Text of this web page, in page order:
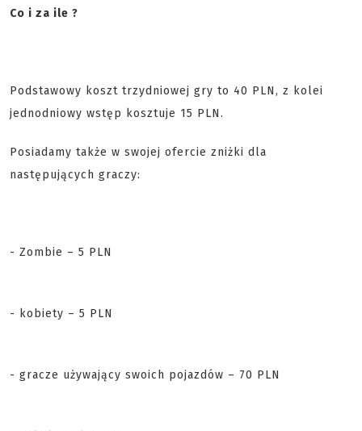
Co i za ile ?
Podstawowy koszt trzydniowej gry to 40 PLN, z kolei
jednodniowy wstęp kosztuje 15 PLN.
Posiadamy także w swojej ofercie zniżki dla
następujących graczy:
- Zombie – 5 PLN
- kobiety – 5 PLN
- gracze używający swoich pojazdów – 70 PLN